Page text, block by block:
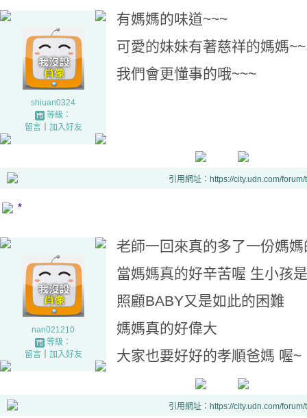
shiuan0324
等級：
留言｜ 加入好友
有媽媽的味道~~~
可愛的妹妹有著慈祥的媽媽~~
我們會更懂事的哦~~~
引用網址：https://city.udn.com/
*
nan021210
等級：
留言｜ 加入好友
老師一回來真的多了一份媽
當媽媽真的好辛苦喔 生小孩
照顧BABY又是如此的困難
媽媽真的好偉大
大家也要好好的孝順爸媽 喔~
引用網址：https://city.udn.com/